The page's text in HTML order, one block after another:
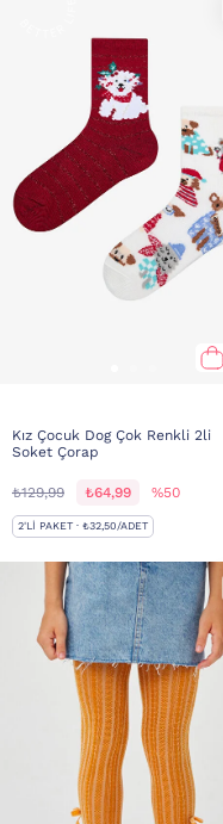
Kız Çocuk Dog Çok Renkli 2li
Soket Çorap
₺129,99 ₺64,99 %50
2'LI PAKET · ₺32,50/ADET